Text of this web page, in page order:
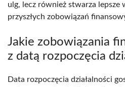
ulg, lecz również stwarza
przyszłych zobowiązań
Jakie zobowiązania
z datą rozpoczęcia
Data rozpoczęcia działalności